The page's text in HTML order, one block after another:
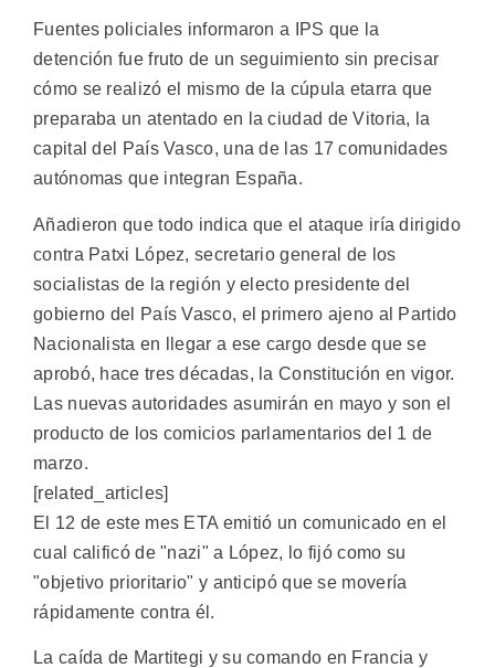
Fuentes policiales informaron a IPS que la
detención fue fruto de un seguimiento sin precisar
cómo se realizó el mismo de la cúpula etarra que
preparaba un atentado en la ciudad de Vitoria, la
capital del País Vasco, una de las 17 comunidades
autónomas que integran España.
Añadieron que todo indica que el ataque iría dirigido
contra Patxi López, secretario general de los
socialistas de la región y electo presidente del
gobierno del País Vasco, el primero ajeno al Partido
Nacionalista en llegar a ese cargo desde que se
aprobó, hace tres décadas, la Constitución en vigor.
Las nuevas autoridades asumirán en mayo y son el
producto de los comicios parlamentarios del 1 de
marzo.
[related_articles]
El 12 de este mes ETA emitió un comunicado en el
cual calificó de "nazi" a López, lo fijó como su
"objetivo prioritario" y anticipó que se movería
rápidamente contra él.
La caída de Martitegi y su comando en Francia y